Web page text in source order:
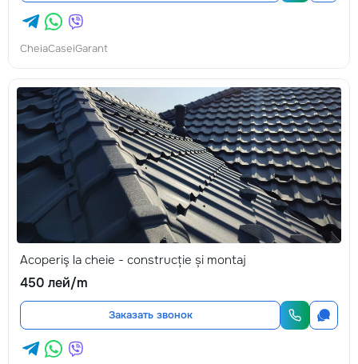
CheiaCaseiGarant
Acoperiş la cheie - construcție și montaj
450 лей/m
Заказать звонок